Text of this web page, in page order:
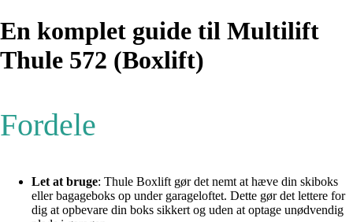
En komplet guide til Multilift
Thule 572 (Boxlift)
Fordele
Let at bruge: Thule Boxlift gør det nemt at hæve din skiboks
eller bagageboks op under garageloftet. Dette gør det lettere for
dig at opbevare din boks sikkert og uden at optage unødvendig